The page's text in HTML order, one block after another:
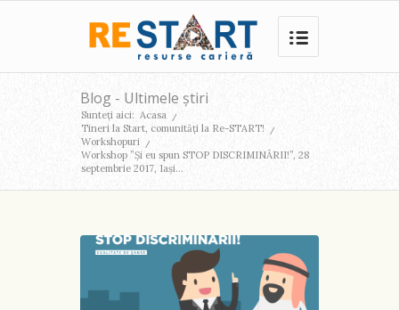
Blog - Ultimele știri
Sunteți aici: Acasa /
Tineri la Start, comunități la Re-START!
/
Workshopuri /
Workshop ”Și eu spun STOP DISCRIMINĂRII!”, 28
septembrie 2017, Iași...